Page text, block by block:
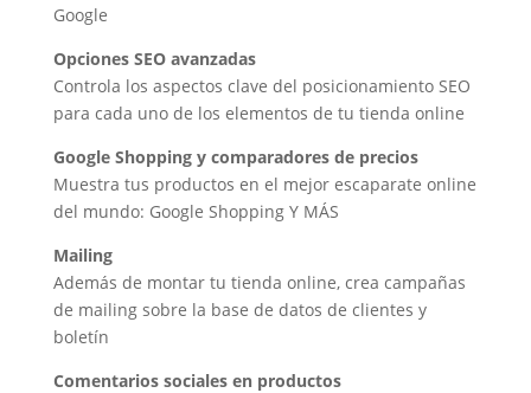
Google
Opciones SEO avanzadas
Controla los aspectos clave del posicionamiento SEO
para cada uno de los elementos de tu tienda online
Google Shopping y comparadores de precios
Muestra tus productos en el mejor escaparate online
del mundo: Google Shopping Y MÁS
Mailing
Además de montar tu tienda online, crea campañas
de mailing sobre la base de datos de clientes y
boletín
Comentarios sociales en productos